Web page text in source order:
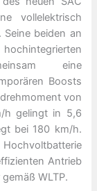
vollelektrisch
Seine beiden an
eine
Boosts
von
h gelingt in 5,6
bei 180 km/h.
Antrieb
WLTP.